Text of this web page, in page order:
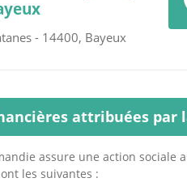
- 14400, Bayeux
attribuées par
assure une action sociale
les suivantes :